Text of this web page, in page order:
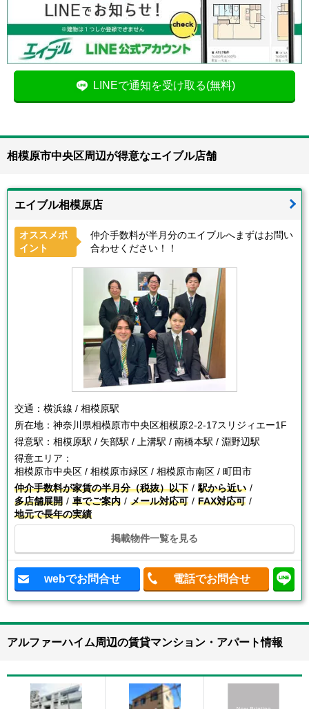
LINEで通知を受け取る(無料)
相模原市中央区周辺が得意なエイブル店舗
エイブル相模原店
オススメポ
イント
仲介手数料が半月分のエイブルへまずはお問い
合わせください！！
交通： 横浜線 / 相模原駅
所在地： 神奈川県相模原市中央区相模原2-2-17スリジィエー1F
得意駅： 相模原駅 / 矢部駅 / 上溝駅 / 南橋本駅 / 淵野辺駅
得意エリア：
相模原市中央区 / 相模原市緑区 / 相模原市南区 / 町田市
仲介手数料が家賃の半月分（税抜）以下
駅から近い
多店舗展開
車でご案内 メール対応可
FAX対応可
地元で長年の実績
掲載物件一覧を見る
webでお問合せ 電話でお問合せ
アルファーハイム周辺の賃貸マンション・アパート情報